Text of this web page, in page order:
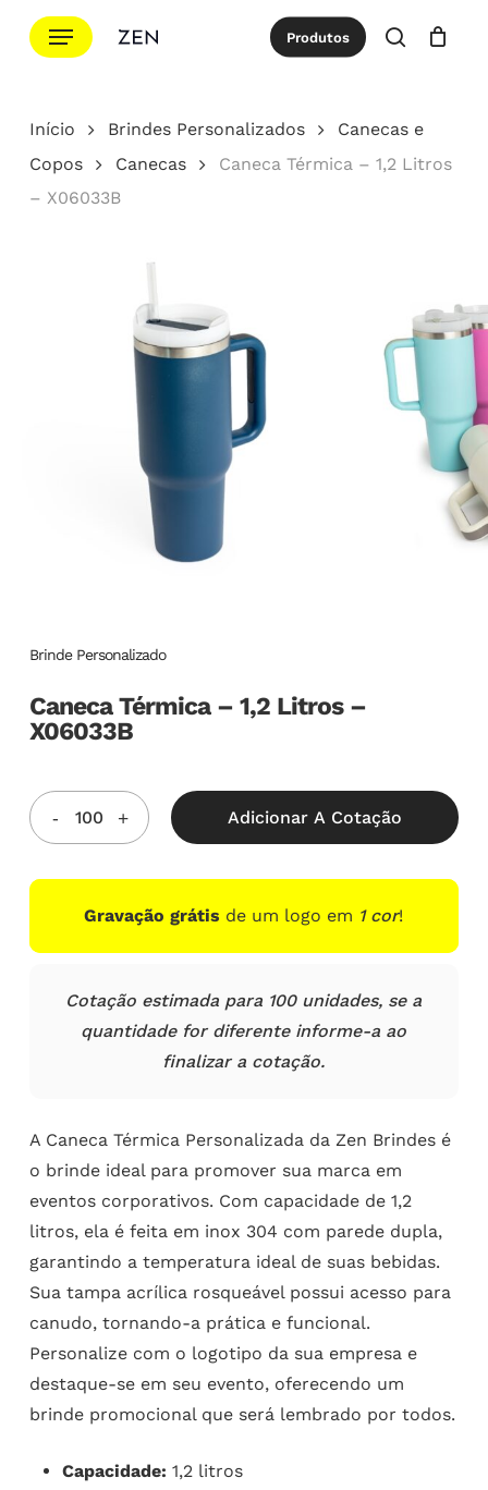
para
principal
Menu Produtos
procurar
Cotação Close
Início Brindes Personalizados
Canecas e
Copos
Canecas
Caneca Térmica – 1,2 Litros
– X06033B
Brinde Personalizado
Caneca Térmica – 1,2 Litros –
X06033B
Adicionar A Cotação
Gravação grátis de um logo em 1 cor!
Cotação estimada para 100 unidades, se a
quantidade for diferente informe-a ao
finalizar a cotação.
A Caneca Térmica Personalizada da Zen Brindes é
o brinde ideal para promover sua marca em
eventos corporativos. Com capacidade de 1,2
litros, ela é feita em inox 304 com parede dupla,
garantindo a temperatura ideal de suas bebidas.
Sua tampa acrílica rosqueável possui acesso para
canudo, tornando-a prática e funcional.
Personalize com o logotipo da sua empresa e
destaque-se em seu evento, oferecendo um
brinde promocional que será lembrado por todos.
Capacidade: 1,2 litros